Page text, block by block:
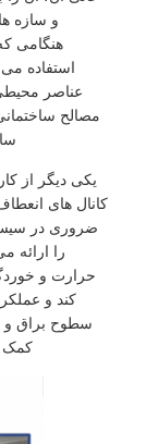
و سازه
هنگامی
استفاده می
عناصر
مصالح
یکی دیگر از
کانال های
را ارائه
حرارت و
کند و
سطوح براق و
کمک